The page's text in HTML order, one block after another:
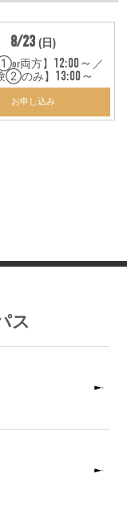
8/23 (日)
両方】 12:00～ ／
②のみ】 13:00～
お申し込み
ス